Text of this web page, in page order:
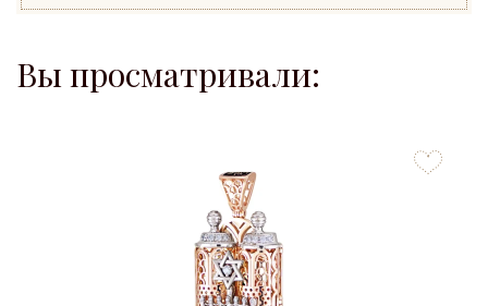
Вы просматривали:
favorites